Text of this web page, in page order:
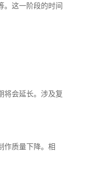
。这一阶段的时间
将会延长。涉及复
作质量下降。相